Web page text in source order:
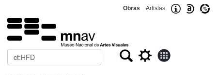
Obras Artistas
Buscar